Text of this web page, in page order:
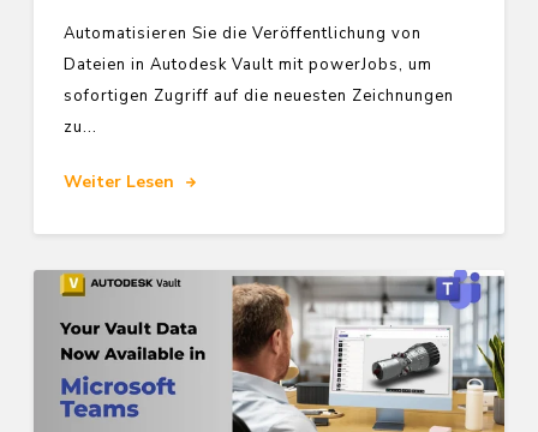
Automatisieren Sie die Veröffentlichung von
Dateien in Autodesk Vault mit powerJobs, um
sofortigen Zugriff auf die neuesten Zeichnungen
zu...
Weiter Lesen